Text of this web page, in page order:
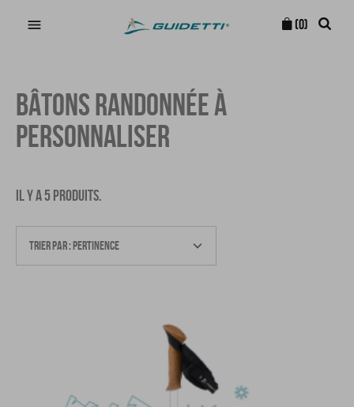
 (0)
BÂTONS RANDONNÉE À
PERSONNALISER
IL Y A 5 PRODUITS.